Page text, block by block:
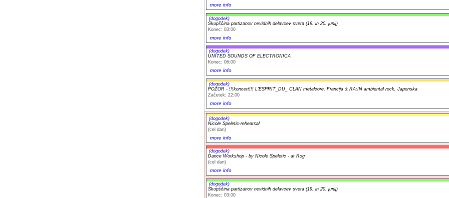
more info
(dogodek)
Skupščina partizanov nevidnih delavcev sveta (19. in 20. junij)
Konec: 03:00
more info
(dogodek)
UNITED SOUNDS OF ELECTRONICA
Konec: 06:00
more info
(dogodek)
POZOR - !!!koncert!!! L'ESPRIT_DU_ CLAN metalcore, Francija & RA:IN ambiental rock, Japonska
Začetek: 22:00
more info
(dogodek)
Nicole Speletic-rehearsal
(cel dan)
more info
(dogodek)
Dance Workshop - by Nicole Speletic - at Rog
(cel dan)
more info
(dogodek)
Skupščina partizanov nevidnih delavcev sveta (19. in 20. junij)
Konec: 03:00